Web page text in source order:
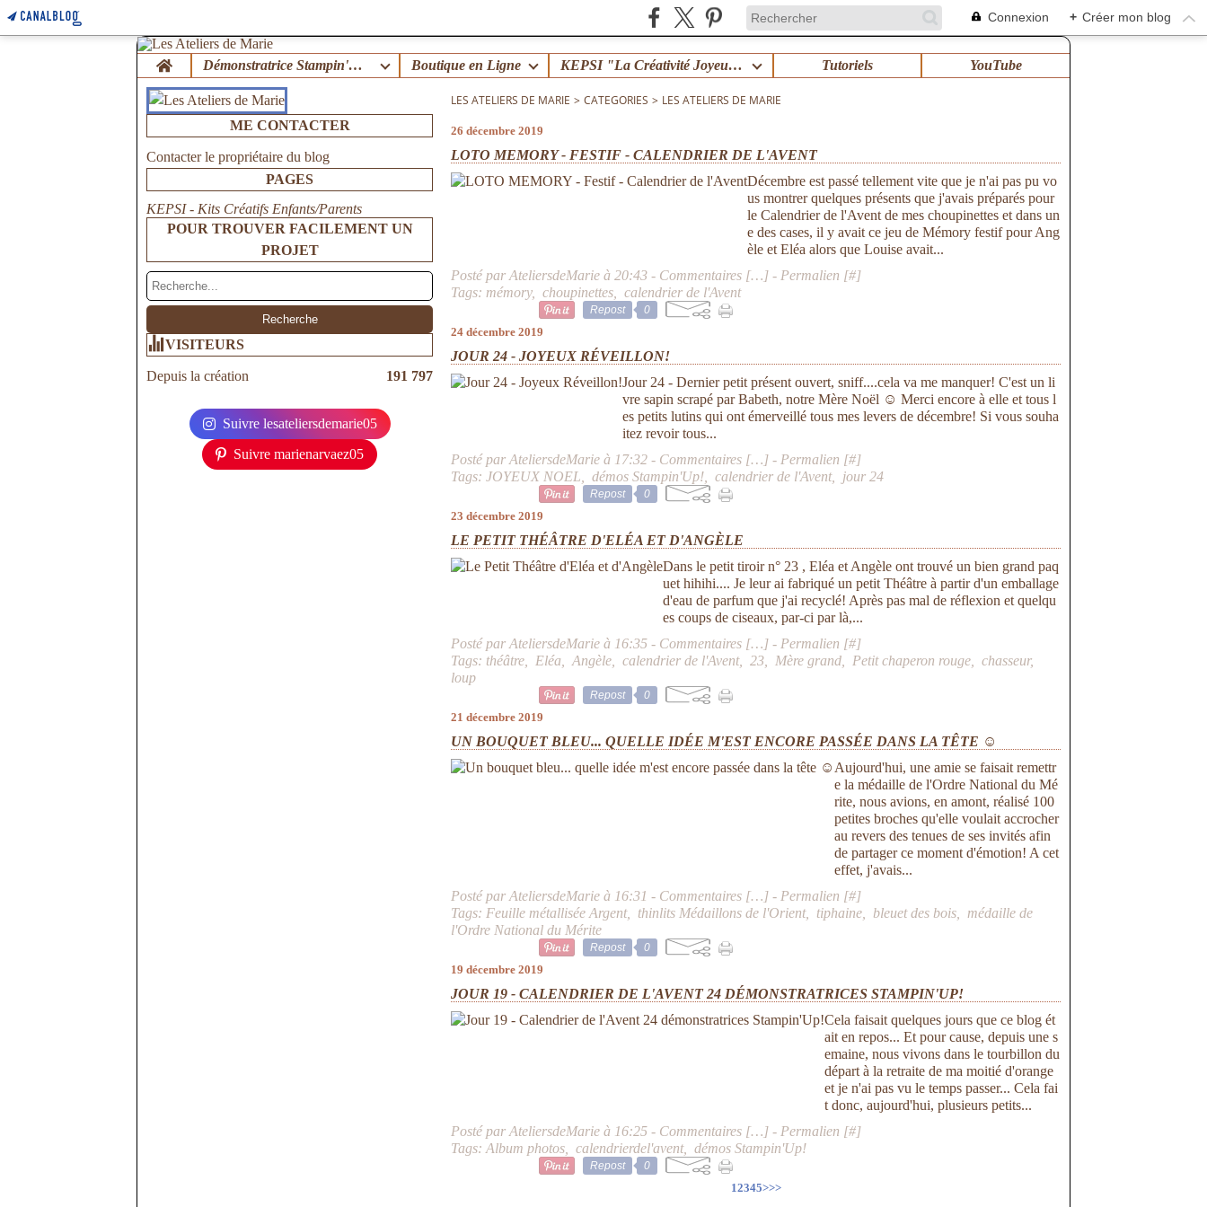
Connexion + Créer mon blog
Home Démonstratrice Stampin'Up ! Boutique en Ligne KEPSI "La Créativité Joyeuse en Famille" ! Tutoriels YouTube
ME CONTACTER
Contacter le propriétaire du blog
PAGES
KEPSI - Kits Créatifs Enfants/Parents
POUR TROUVER FACILEMENT UN
PROJET
VISITEURS
Depuis la création 191 797
Suivre lesateliersdemarie05
Suivre marienarvaez05
LES ATELIERS DE MARIE > CATEGORIES > LES ATELIERS DE MARIE
26 décembre 2019
LOTO MEMORY - FESTIF - CALENDRIER DE L'AVENT
Décembre est passé tellement vite que je n'ai pas pu vo
us montrer quelques présents que j'avais préparés pour
le Calendrier de l'Avent de mes choupinettes et dans un
e des cases, il y avait ce jeu de Mémory festif pour Ang
èle et Eléa alors que Louise avait...
Posté par AteliersdeMarie à 20:43 - Commentaires […] - Permalien [#]
Tags: mémory,choupinettes ,calendrier de l'Avent
Repost 0
24 décembre 2019
JOUR 24 - JOYEUX RÉVEILLON!
Jour 24 - Dernier petit présent ouvert, sniff....cela va me manquer! C'est un li
vre sapin scrapé par Babeth, notre Mère Noël ☺ Merci encore à elle et tous l
es petits lutins qui ont émerveillé tous mes levers de décembre! Si vous souha
itez revoir tous...
Posté par AteliersdeMarie à 17:32 - Commentaires […] - Permalien [#]
Tags:JOYEUX NOEL ,démos Stampin'Up! ,calendrier de l'Avent, jour 24
Repost 0
23 décembre 2019
LE PETIT THÉÂTRE D'ELÉA ET D'ANGÈLE
Dans le petit tiroir n° 23 , Eléa et Angèle ont trouvé un bien grand paq
uet hihihi.... Je leur ai fabriqué un petit Théâtre à partir d'un emballage
d'eau de parfum que j'ai recyclé! Après pas mal de réflexion et quelqu
es coups de ciseaux, par-ci par là,...
Posté par AteliersdeMarie à 16:35 - Commentaires […] - Permalien [#]
Tags: théâtre Eléa ,Angèle ,calendrier de l'Avent,23 Mère grand Petit chaperon rouge ,chasseur,
loup
Repost 0
21 décembre 2019
UN BOUQUET BLEU... QUELLE IDÉE M'EST ENCORE PASSÉE DANS LA TÊTE ☺
Aujourd'hui, une amie se faisait remettr
e la médaille de l'Ordre National du Mé
rite, nous avions, en amont, réalisé 100
petites broches qu'elle voulait accrocher
au revers des tenues de ses invités afin
de partager ce moment d'émotion! A cet
effet, j'avais...
Posté par AteliersdeMarie à 16:31 - Commentaires […] - Permalien [#]
Tags: Feuille métallisée Argent, thinlits Médaillons de l'Orient, tiphaine bleuet des bois
médaille de
l'Ordre National du Mérite
Repost 0
19 décembre 2019
JOUR 19 - CALENDRIER DE L'AVENT 24 DÉMONSTRATRICES STAMPIN'UP!
Cela faisait quelques jours que ce blog ét
ait en repos... Et pour cause, depuis une s
emaine, nous vivons dans le tourbillon du
départ à la retraite de ma moitié d'orange
et je n'ai pas vu le temps passer... Cela fai
t donc, aujourd'hui, plusieurs petits...
Posté par AteliersdeMarie à 16:25 - Commentaires […] - Permalien [#]
Tags:Album photos ,calendrierdel'avent,démos Stampin'Up!
Repost 0
12345>>>